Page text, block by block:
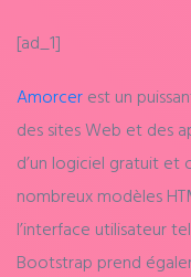
[ad_1]
Amorcer est un
des sites Web et des
d’un logiciel gratuit
nombreux modèles
l’interface utilisateur
Bootstrap prend